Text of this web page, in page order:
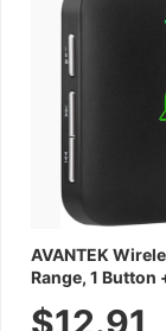
AVANTEK
Range, 1 Button
Year Battery
$12.91